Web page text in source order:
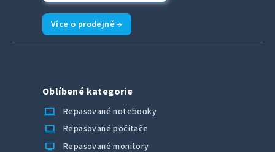
Více o prodejně →
Oblíbené kategorie
laptop_chromebook
Repasované notebooky
computer Repasované počítače
monitor Repasované monitory